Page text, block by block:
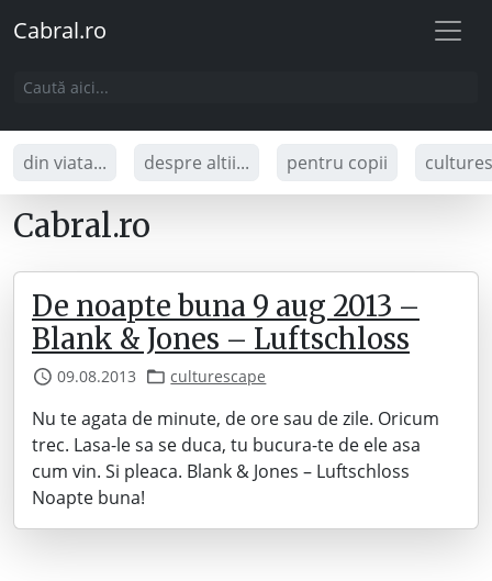
Cabral.ro
din viata... despre altii... pentru copii
Cabral.ro
De noapte buna 9 aug 2013 –
Blank & Jones – Luftschloss
09.08.2013 culturescape
Nu te agata de minute, de ore sau de zile. Oricum
trec. Lasa-le sa se duca, tu bucura-te de ele asa
cum vin. Si pleaca. Blank & Jones – Luftschloss
Noapte buna!